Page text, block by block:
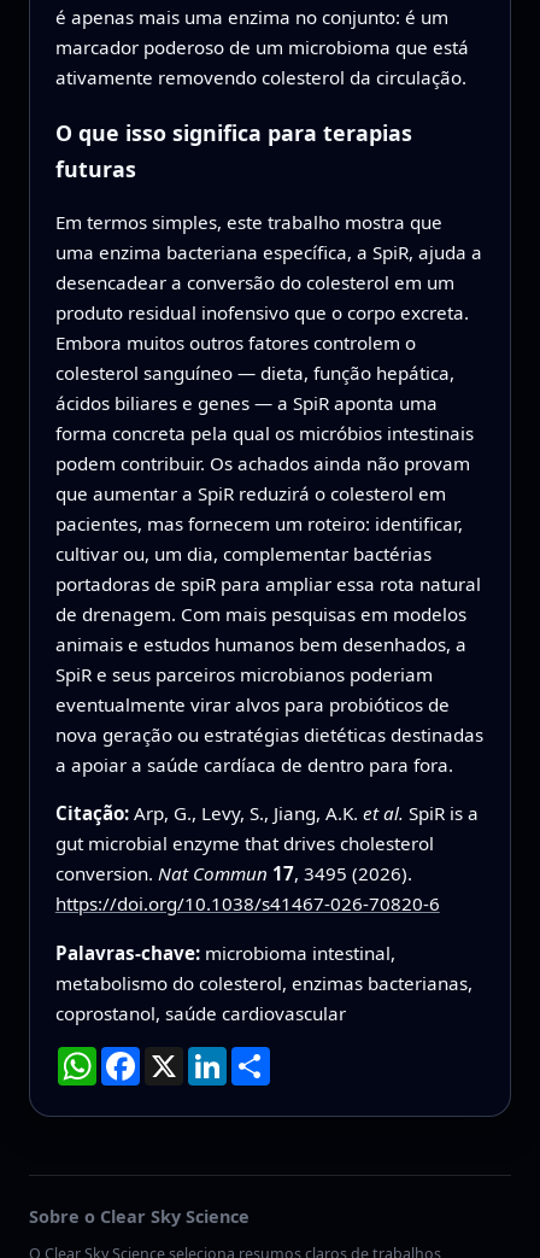
é apenas mais uma enzima no conjunto: é um
marcador poderoso de um microbioma que está
ativamente removendo colesterol da circulação.
O que isso significa para terapias
futuras
Em termos simples, este trabalho mostra que
uma enzima bacteriana específica, a SpiR, ajuda a
desencadear a conversão do colesterol em um
produto residual inofensivo que o corpo excreta.
Embora muitos outros fatores controlem o
colesterol sanguíneo — dieta, função hepática,
ácidos biliares e genes — a SpiR aponta uma
forma concreta pela qual os micróbios intestinais
podem contribuir. Os achados ainda não provam
que aumentar a SpiR reduzirá o colesterol em
pacientes, mas fornecem um roteiro: identificar,
cultivar ou, um dia, complementar bactérias
portadoras de spiR para ampliar essa rota natural
de drenagem. Com mais pesquisas em modelos
animais e estudos humanos bem desenhados, a
SpiR e seus parceiros microbianos poderiam
eventualmente virar alvos para probióticos de
nova geração ou estratégias dietéticas destinadas
a apoiar a saúde cardíaca de dentro para fora.
Citação: Arp, G., Levy, S., Jiang, A.K. et al. SpiR is a
gut microbial enzyme that drives cholesterol
conversion. Nat Commun 17, 3495 (2026).
https://doi.org/10.1038/s41467-026-70820-6
Palavras-chave: microbioma intestinal,
metabolismo do colesterol, enzimas bacterianas,
coprostanol, saúde cardiovascular
WhatsApp
Facebook
X LinkedInCompartilhar
Sobre o Clear Sky Science
O Clear Sky Science seleciona resumos claros de trabalhos